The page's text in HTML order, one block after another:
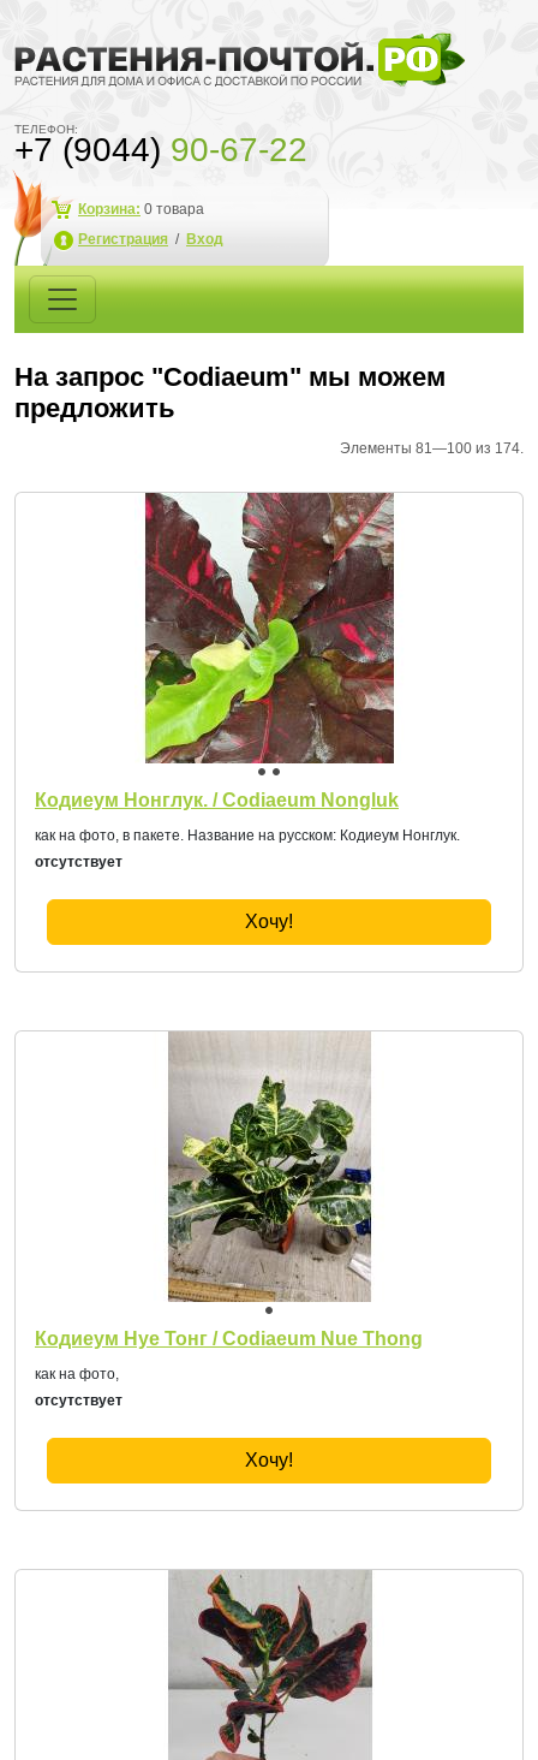
ТЕЛЕФОН:
+7 (9044) 90-67-22
Корзина: 0 товара
Регистрация / Вход
На запрос "Codiaeum" мы можем
предложить
Элементы 81—100 из 174.
Кодиеум Нонглук. / Codiaeum Nongluk
как на фото, в пакете. Название на русском: Кодиеум Нонглук.
отсутствует
Хочу!
Кодиеум Нуе Тонг / Codiaeum Nue Thong
как на фото,
отсутствует
Хочу!